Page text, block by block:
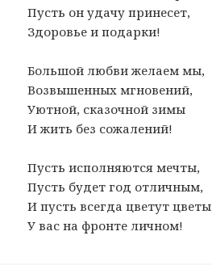
Пусть он удачу принесет,
Здоровье и подарки!
Большой любви желаем мы,
Возвышенных мгновений,
Уютной, сказочной зимы
И жить без сожалений!
Пусть исполняются мечты,
Пусть будет год отличным,
И пусть всегда цветут цветы
У вас на фронте личном!